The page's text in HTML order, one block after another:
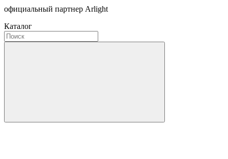
официальный партнер Arlight
Каталог